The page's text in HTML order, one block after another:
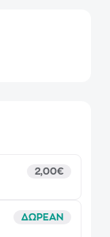
2,00€
ΔΩΡΕΑΝ